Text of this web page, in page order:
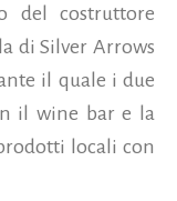
del costruttore
di Silver Arrows
il quale i due
il wine bar e la
locali con